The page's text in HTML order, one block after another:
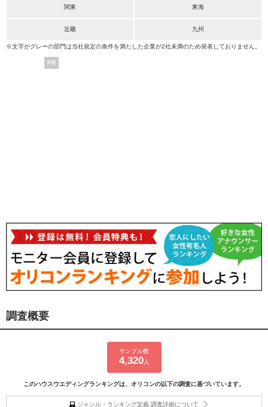
関東 東海
近畿 九州
※文字がグレーの部門は当社規定の条件を満たした企業が2社未満のため発表しておりません。
PR
調査概要
サンプル数
4,320人
このハウスウエディングランキングは、オリコンの以下の調査に基づいています。
ジャンル・ランキング定義 調査詳細について